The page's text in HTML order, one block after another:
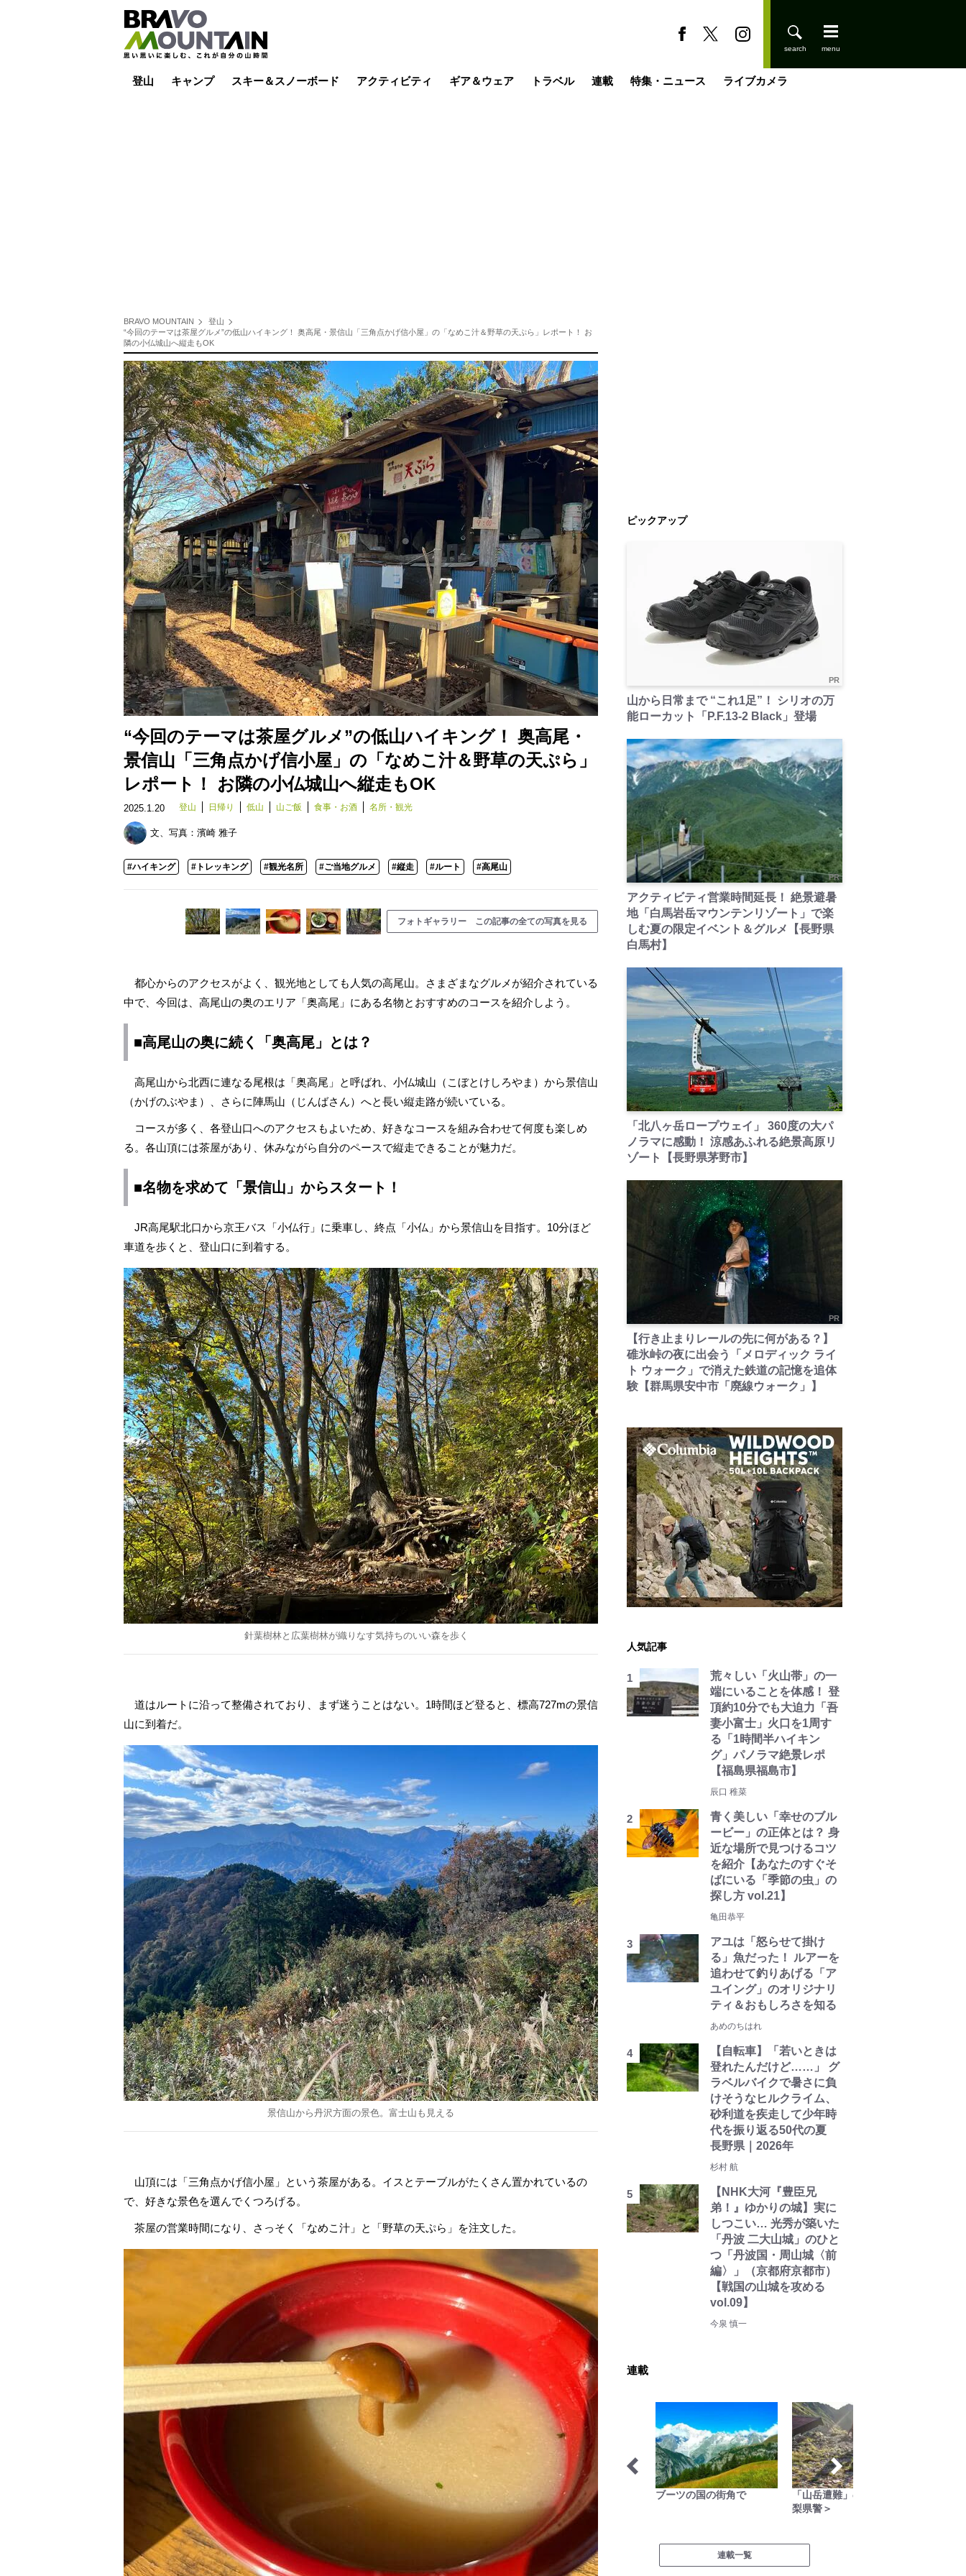
登山 キャンプ スキー＆スノーボード アクティビティ ギア＆ウェア トラベル 連載 特集・ニュース ライブカメラ
BRAVO MOUNTAIN
登山
“今回のテーマは茶屋グルメ”の低山ハイキング！ 奥高尾・景信山「三角点かげ信小屋」の「なめこ汁＆野草の天ぷら」レポート！ お
隣の小仏城山へ縦走もOK
“今回のテーマは茶屋グルメ”の低山ハイキング！ 奥高尾・
景信山「三角点かげ信小屋」の「なめこ汁＆野草の天ぷら」
レポート！ お隣の小仏城山へ縦走もOK
2025.1.20 登山 日帰り 低山 山ご飯 食事・お酒 名所・観光
文、写真： 濱崎 雅子
#ハイキング #トレッキング #観光名所 #ご当地グルメ #縦走 #ルート #高尾山
フォトギャラリー この記事の全ての写真を見る
都心からのアクセスがよく、観光地としても人気の高尾山。さまざまなグルメが紹介されている
中で、今回は、高尾山の奥のエリア「奥高尾」にある名物とおすすめのコースを紹介しよう。
■高尾山の奥に続く「奥高尾」とは？
高尾山から北西に連なる尾根は「奥高尾」と呼ばれ、小仏城山（こぼとけしろやま）から景信山
（かげのぶやま）、さらに陣馬山（じんばさん）へと長い縦走路が続いている。
コースが多く、各登山口へのアクセスもよいため、好きなコースを組み合わせて何度も楽しめ
る。各山頂には茶屋があり、休みながら自分のペースで縦走できることが魅力だ。
■名物を求めて「景信山」からスタート！
JR高尾駅北口から京王バス「小仏行」に乗車し、終点「小仏」から景信山を目指す。10分ほど
車道を歩くと、登山口に到着する。
針葉樹林と広葉樹林が織りなす気持ちのいい森を歩く
道はルートに沿って整備されており、まず迷うことはない。1時間ほど登ると、標高727mの景信
山に到着だ。
景信山から丹沢方面の景色。富士山も見える
山頂には「三角点かげ信小屋」という茶屋がある。イスとテーブルがたくさん置かれているの
で、好きな景色を選んでくつろげる。
茶屋の営業時間になり、さっそく「なめこ汁」と「野草の天ぷら」を注文した。
ピックアップ
PR
山から日常まで “これ1足”！ シリオの万
能ローカット「P.F.13-2 Black」登場
PR
アクティビティ営業時間延長！ 絶景避暑
地「白馬岩岳マウンテンリゾート」で楽
しむ夏の限定イベント＆グルメ【長野県
白馬村】
PR
「北八ヶ岳ロープウェイ」 360度の大パ
ノラマに感動！ 涼感あふれる絶景高原リ
ゾート【長野県茅野市】
PR
【行き止まりレールの先に何がある？】
碓氷峠の夜に出会う「メロディック ライ
ト ウォーク」で消えた鉄道の記憶を追体
験【群馬県安中市「廃線ウォーク」】
人気記事
荒々しい「火山帯」の一
端にいることを体感！ 登
頂約10分でも大迫力「吾
妻小富士」火口を1周す
る「1時間半ハイキン
グ」パノラマ絶景レポ
【福島県福島市】
辰口 稚菜
青く美しい「幸せのブル
ービー」の正体とは？ 身
近な場所で見つけるコツ
を紹介【あなたのすぐそ
ばにいる「季節の虫」の
探し方 vol.21】
亀田恭平
アユは「怒らせて掛け
る」魚だった！ ルアーを
追わせて釣りあげる「ア
ユイング」のオリジナリ
ティ＆おもしろさを知る
あめのちはれ
【自転車】「若いときは
登れたんだけど……」 グ
ラベルバイクで暑さに負
けそうなヒルクライム、
砂利道を疾走して少年時
代を振り返る50代の夏
長野県｜2026年
杉村 航
【NHK大河『豊臣兄
弟！』ゆかりの城】実に
しつこい… 光秀が築いた
「丹波 二大山城」のひと
つ「丹波国・周山城〈前
編〉」（京都府京都市）
【戦国の山城を攻める
vol.09】
今泉 慎一
連載
低山小道具＆技術研究所 琉球島猫百景 ブーツの国の街角で
「山岳遭難」のリアル＜山
梨県警＞
連載一覧